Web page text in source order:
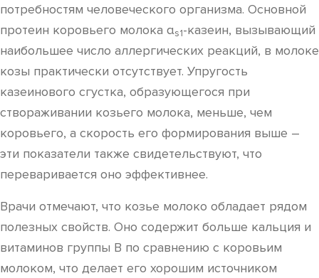
потребностям человеческого организма. Основной
протеин коровьего молока αs1-казеин, вызывающий
наибольшее число аллергических реакций, в молоке
козы практически отсутствует. Упругость
казеинового сгустка, образующегося при
створаживании козьего молока, меньше, чем
коровьего, а скорость его формирования выше –
эти показатели также свидетельствуют, что
переваривается оно эффективнее.
Врачи отмечают, что козье молоко обладает рядом
полезных свойств. Оно содержит больше кальция и
витаминов группы B по сравнению с коровьим
молоком, что делает его хорошим источником